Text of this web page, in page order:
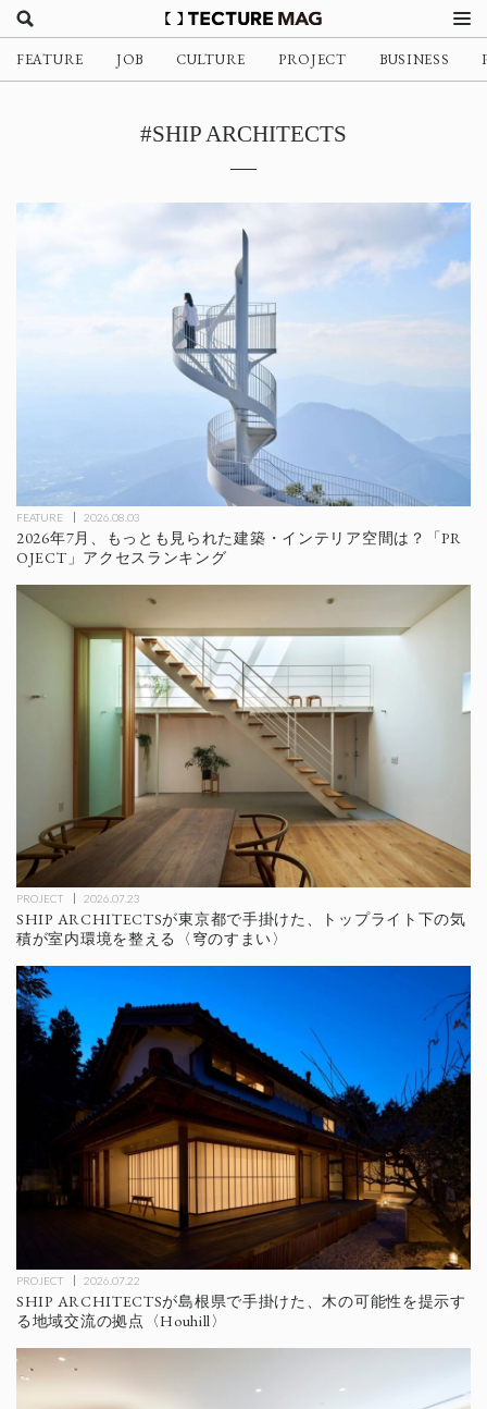
FEATURE JOB CULTURE PROJECT BUSINESS
#SHIP ARCHITECTS
FEATURE 2026.08.03
2026年7月、もっとも見られた建築・インテリア空間は？「PR
OJECT」アクセスランキング
PROJECT 2026.07.23
SHIP ARCHITECTSが東京都で手掛けた、トップライト下の気
積が室内環境を整える〈穹のすまい〉
PROJECT 2026.07.22
SHIP ARCHITECTSが島根県で手掛けた、木の可能性を提示す
る地域交流の拠点〈Houhill〉